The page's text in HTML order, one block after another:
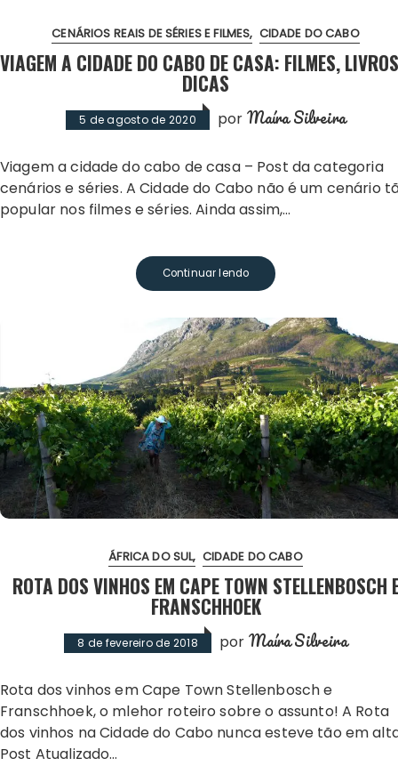
CENÁRIOS REAIS DE SÉRIES E FILMES CIDADE DO CABO
VIAGEM A CIDADE DO CABO DE CASA: FILMES,
DICAS
5 de agosto de 2020 por Maíra Silveira
Viagem a cidade do cabo de casa – Post da categoria
cenários e séries. A Cidade do Cabo não é um cenário
popular nos filmes e séries. Ainda assim,…
Continuar lendo
ÁFRICA DO SUL CIDADE DO CABO
ROTA DOS VINHOS EM CAPE TOWN STELLENBOSCH
FRANSCHHOEK
8 de fevereiro de 2018 por Maíra Silveira
Rota dos vinhos em Cape Town Stellenbosch e
Franschhoek, o mlehor roteiro sobre o assunto! A Rota
dos vinhos na Cidade do Cabo nunca esteve tão em
Post Atualizado…